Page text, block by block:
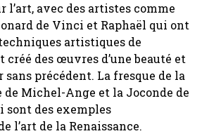
l’art, avec des artistes comme
de Vinci et Raphaël qui ont
artistiques de
des œuvres d’une beauté et
sans précédent. La fresque de la
Michel-Ange et la Joconde de
sont des exemples
l’art de la Renaissance.